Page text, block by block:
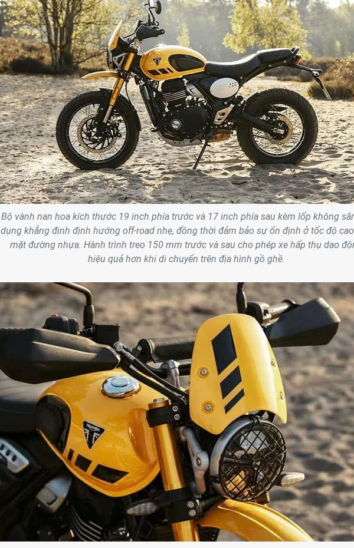
Bộ vành nan hoa kích thước 19 inch phía trước và 17 inch phía sau kèm lốp không
dụng khẳng định định hướng off-road nhẹ, đồng thời đảm bảo sự ổn định ở tốc độ
mặt đường nhựa. Hành trình treo 150 mm trước và sau cho phép xe hấp thụ dao
hiệu quả hơn khi di chuyển trên địa hình gồ ghề.